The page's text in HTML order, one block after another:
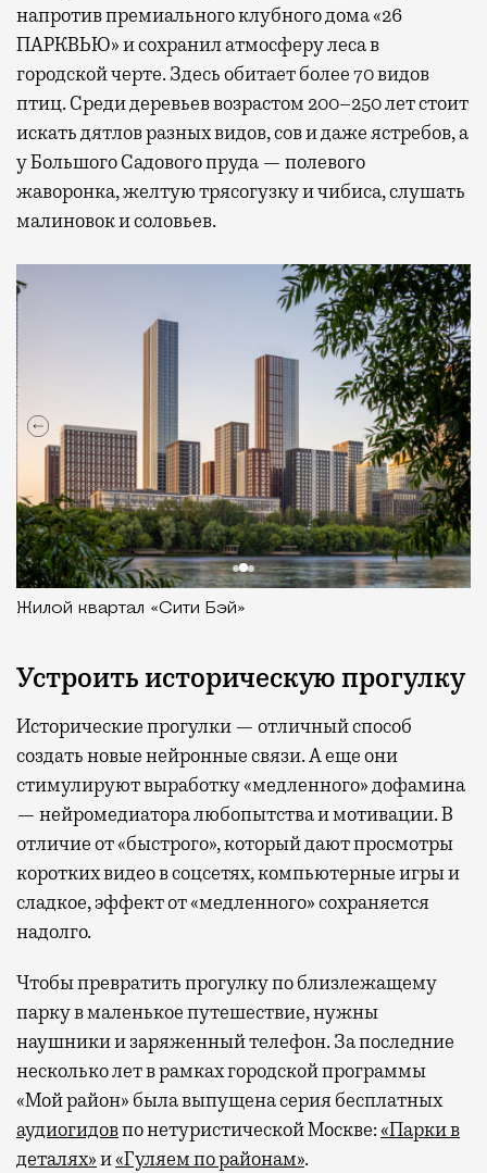
напротив премиального клубного дома «26
ПАРКВЬЮ» и сохранил атмосферу леса в
городской черте. Здесь обитает более 70 видов
птиц. Среди деревьев возрастом 200–250 лет стоит
искать дятлов разных видов, сов и даже ястребов, а
у Большого Садового пруда — полевого
жаворонка, желтую трясогузку и чибиса, слушать
малиновок и соловьев.
Жилой квартал «Сити Бэй»
Устроить историческую прогулку
Исторические прогулки — отличный способ
создать новые нейронные связи. А еще они
стимулируют выработку «медленного» дофамина
— нейромедиатора любопытства и мотивации. В
отличие от «быстрого», который дают просмотры
коротких видео в соцсетях, компьютерные игры и
сладкое, эффект от «медленного» сохраняется
надолго.
Чтобы превратить прогулку по близлежащему
парку в маленькое путешествие, нужны
наушники и заряженный телефон. За последние
несколько лет в рамках городской программы
«Мой район» была выпущена серия бесплатных
аудиогидовпо нетуристической Москве:«Парки в
деталях»и«Гуляем по районам».